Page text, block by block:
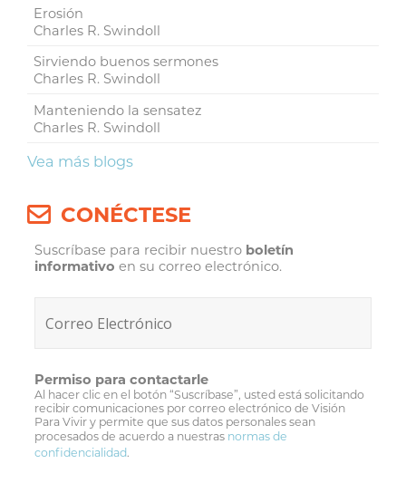
Erosión
Charles R. Swindoll
Sirviendo buenos sermones
Charles R. Swindoll
Manteniendo la sensatez
Charles R. Swindoll
Vea más blogs
CONÉCTESE
Suscríbase para recibir nuestro boletín
informativo en su correo electrónico.
Permiso para contactarle
Al hacer clic en el botón “Suscríbase”, usted está solicitando
recibir comunicaciones por correo electrónico de Visión
Para Vivir y permite que sus datos personales sean
procesados de acuerdo a nuestras normas de
confidencialidad.